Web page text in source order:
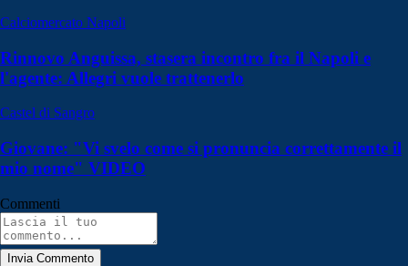
Calciomercato Napoli
Rinnovo Anguissa, stasera incontro fra il Napoli e
l'agente: Allegri vuole trattenerlo
Castel di Sangro
Giovane: "Vi svelo come si pronuncia correttamente il
mio nome" VIDEO
Commenti
Invia Commento